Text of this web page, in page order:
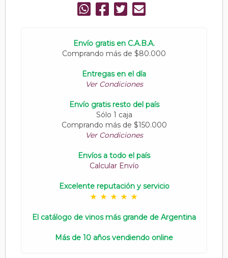
Envío gratis en C.A.B.A.
Comprando más de $80.000
Entregas en el día
Ver Condiciones
Envío gratis resto del país
Sólo 1 caja
Comprando más de $150.000
Ver Condiciones
Envíos a todo el país
Calcular Envío
Excelente reputación y servicio
El catálogo de vinos más grande de Argentina
Más de 10 años vendiendo online